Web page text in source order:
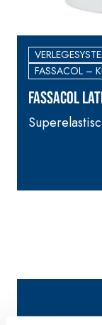
FASSACOL –
FASSACOL